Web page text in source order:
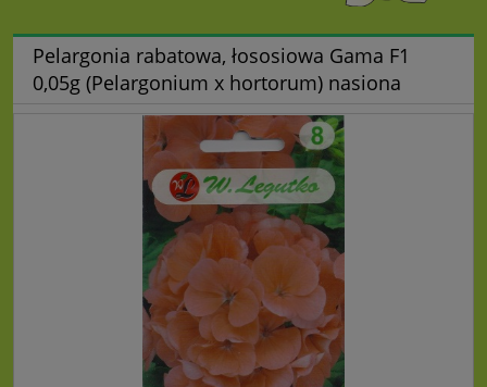
Pelargonia rabatowa, łososiowa Gama F1
0,05g (Pelargonium x hortorum) nasiona